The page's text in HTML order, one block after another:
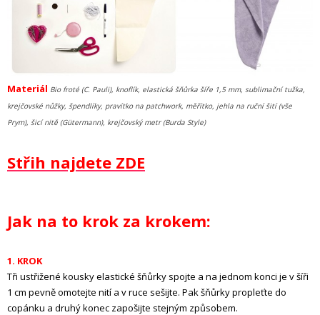
Materiál Bio froté (C. Pauli), knoflík, elastická šňůrka šíře 1,5 mm, sublimační tužka,
krejčovské nůžky, špendlíky, pravítko na patchwork, měřítko, jehla na ruční šití (vše
Prym), šicí nitě (Gütermann), krejčovský metr (Burda Style)
Střih najdete ZDE
Jak na to krok za krokem:
1. KROK
Tři ustřižené kousky elastické šňůrky spojte a na jednom konci je v šíři
1 cm pevně omotejte nití a v ruce sešijte. Pak šňůrky propleťte do
copánku a druhý konec zapošijte stejným způsobem.